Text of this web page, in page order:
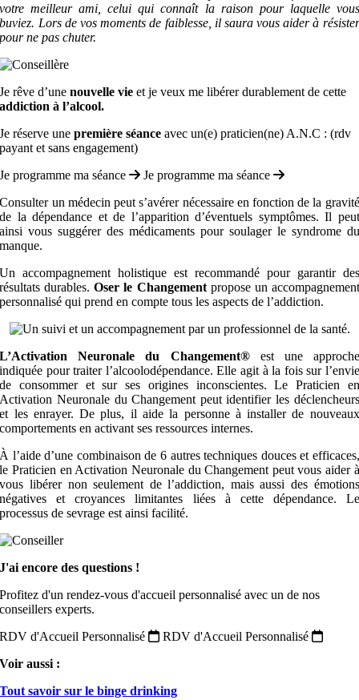
votre meilleur ami, celui qui connaît la raison pour laquelle vous
buviez. Lors de vos moments de faiblesse, il saura vous aider à résister
pour ne pas chuter.
Je rêve d’unenouvelle vie et je veux me libérer durablement de cette
addiction à l’alcool.
Je réserve unepremière séance avec un(e) praticien(ne) A.N.C : (rdv
payant et sans engagement)
Je programme ma séance
Je programme ma séance
Consulter un médecin peut s’avérer nécessaire en fonction de la gravité
de la dépendance et de l’apparition d’éventuels symptômes. Il peut
ainsi vous suggérer des médicaments pour soulager le syndrome du
manque.
Un accompagnement holistique est recommandé pour garantir des
résultats durables.Oser le Changementpropose un accompagnement
personnalisé qui prend en compte tous les aspects de l’addiction.
L’Activation Neuronale du Changement®est une approche
indiquée pour traiter l’alcoolodépendance. Elle agit à la fois sur l’envie
de consommer et sur ses origines inconscientes. Le Praticien en
Activation Neuronale du Changement peut identifier les déclencheurs
et les enrayer. De plus, il aide la personne à installer de nouveaux
comportements en activant ses ressources internes.
À l’aide d’une combinaison de 6 autres techniques douces et efficaces,
le Praticien en Activation Neuronale du Changement peut vous aider à
vous libérer non seulement de l’addiction, mais aussi des émotions
négatives et croyances limitantes liées à cette dépendance. Le
processus de sevrage est ainsi facilité.
J'ai encore des questions !
Profitez d'un rendez-vous d'accueil personnalisé avec un de nos
conseillers experts.
RDV d'Accueil Personnalisé
RDV d'Accueil Personnalisé
Voir aussi :
Tout savoir sur le binge drinking